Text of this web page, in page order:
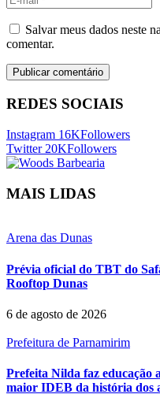
Salvar meus dados neste
comentar.
REDES SOCIAIS
Instagram 16KFollowers
Twitter 20KFollowers
MAIS LIDAS
Arena das Dunas
Prévia oficial do TBT do
Rooftop Dunas
6 de agosto de 2026
Prefeitura de Parnamirim
Prefeita Nilda faz educação
maior IDEB da história dos